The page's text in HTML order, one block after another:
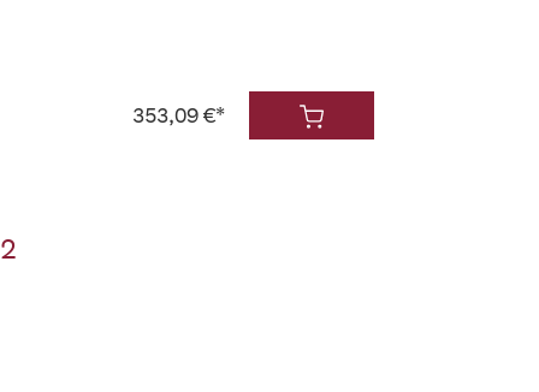
353,09 €*